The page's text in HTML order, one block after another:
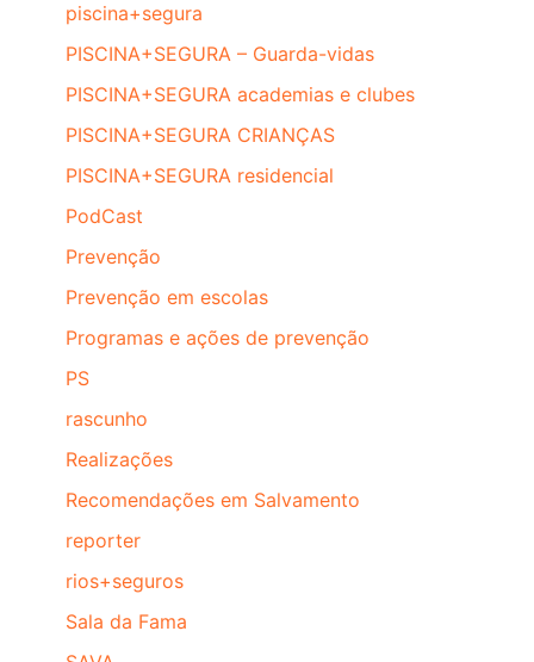
piscina+segura
PISCINA+SEGURA – Guarda-vidas
PISCINA+SEGURA academias e clubes
PISCINA+SEGURA CRIANÇAS
PISCINA+SEGURA residencial
PodCast
Prevenção
Prevenção em escolas
Programas e ações de prevenção
PS
rascunho
Realizações
Recomendações em Salvamento
reporter
rios+seguros
Sala da Fama